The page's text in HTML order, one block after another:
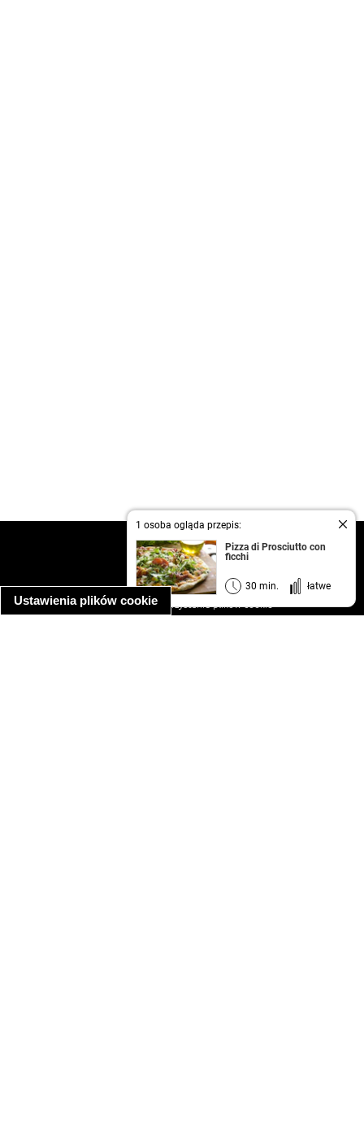
Ustawienia plików cookie
1 osoba ogląda przepis:
Pizza di Prosciutto con
ficchi
30 min. łatwe
kontakt
regulamin
informacja o prywatności
informacja o wykorzystaniu plików cookie